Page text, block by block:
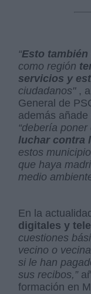
“Esto
como región
servicios y
ciudadanos",
General de
además
“debería
luchar contra
estos
que haya
medio
En la
digitales y
cuestiones
vecino o
si le han
sus recibos,”
formación en